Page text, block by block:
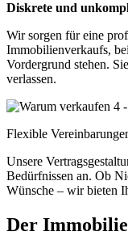
Diskrete und
Wir sorgen für eine
Immobilienverkaufs,
Vordergrund stehen.
verlassen.
Flexible
Unsere
Bedürfnissen an. Ob
Wünsche – wir bieten
Der